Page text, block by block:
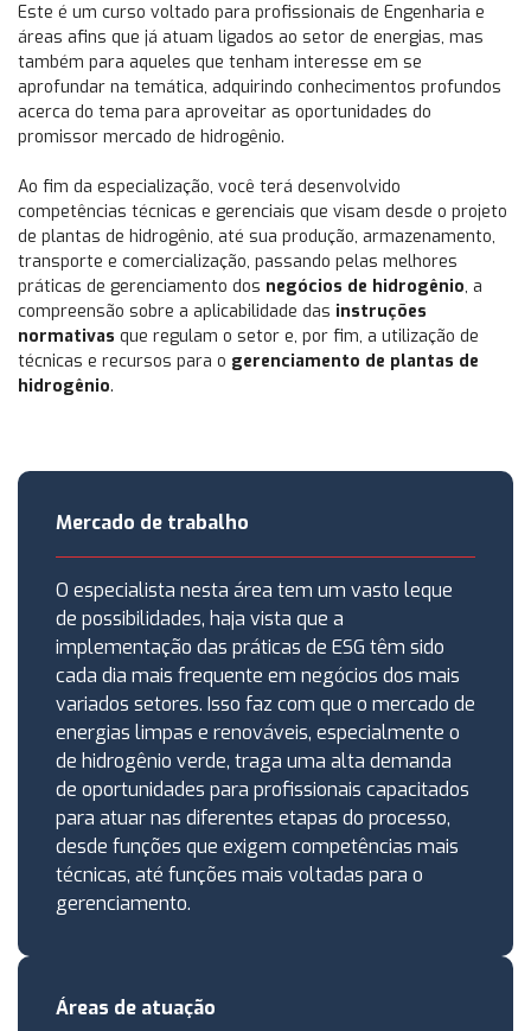
Este é um curso voltado para profissionais de Engenharia e
áreas afins que já atuam ligados ao setor de energias, mas
também para aqueles que tenham interesse em se
aprofundar na temática, adquirindo conhecimentos profundos
acerca do tema para aproveitar as oportunidades do
promissor mercado de hidrogênio.
Ao fim da especialização, você terá desenvolvido
competências técnicas e gerenciais que visam desde o projeto
de plantas de hidrogênio, até sua produção, armazenamento,
transporte e comercialização, passando pelas melhores
práticas de gerenciamento dos negócios de hidrogênio, a
compreensão sobre a aplicabilidade das instruções
normativas que regulam o setor e, por fim, a utilização de
técnicas e recursos para o gerenciamento de plantas de
hidrogênio.
Mercado de trabalho
O especialista nesta área tem um vasto leque
de possibilidades, haja vista que a
implementação das práticas de ESG têm sido
cada dia mais frequente em negócios dos mais
variados setores. Isso faz com que o mercado de
energias limpas e renováveis, especialmente o
de hidrogênio verde, traga uma alta demanda
de oportunidades para profissionais capacitados
para atuar nas diferentes etapas do processo,
desde funções que exigem competências mais
técnicas, até funções mais voltadas para o
gerenciamento.
Áreas de atuação